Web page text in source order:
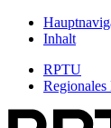
Inhalt
RPTU
Regionales